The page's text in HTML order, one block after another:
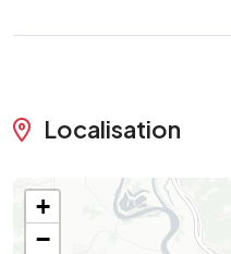
Localisation
+
−